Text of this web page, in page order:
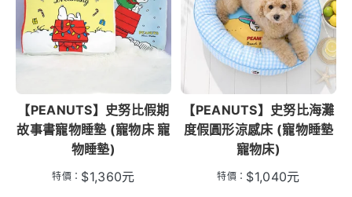
【PEANUTS】史努比假期
故事書寵物睡墊 (寵物床 寵
物睡墊)
特價： $1,360元
【PEANUTS】史努比海灘
度假圓形涼感床 (寵物睡墊
寵物床)
特價： $1,040元